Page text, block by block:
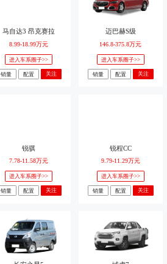
马自达3 昂克赛拉
8.99-18.99万元
进入车系圈子>>
销量 配置 关注
迈巴赫S级
146.8-375.8万元
进入车系圈子>>
销量 配置 关注
锐骐
7.78-11.58万元
进入车系圈子>>
销量 配置 关注
锐程CC
9.79-11.29万元
进入车系圈子>>
销量 配置 关注